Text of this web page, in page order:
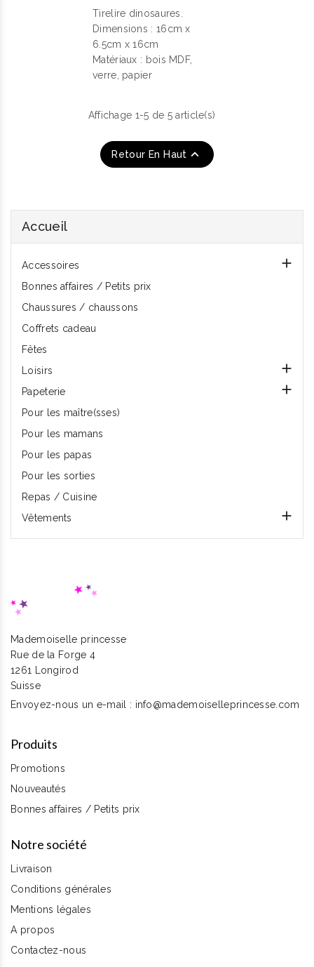
Tirelire dinosaures.
Dimensions : 16cm x
6.5cm x 16cm
Matériaux : bois MDF,
verre, papier
Affichage 1-5 de 5 article(s)
Retour En Haut 
Accueil
Accessoires 
Bonnes affaires / Petits prix
Chaussures / chaussons
Coffrets cadeau
Fêtes
Loisirs

Papeterie 
Pour les maître(sses)
Pour les mamans
Pour les papas
Pour les sorties
Repas / Cuisine
Vêtements

Mademoiselle princesse
Rue de la Forge 4
1261 Longirod
Suisse
Envoyez-nous un e-mail : info@mademoiselleprincesse.com
Produits
Promotions
Nouveautés
Bonnes affaires / Petits prix
Notre société
Livraison
Conditions générales
Mentions légales
A propos
Contactez-nous